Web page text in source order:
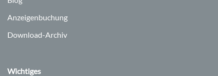
Anzeigenbuchung
Download-Archiv
Wichtiges